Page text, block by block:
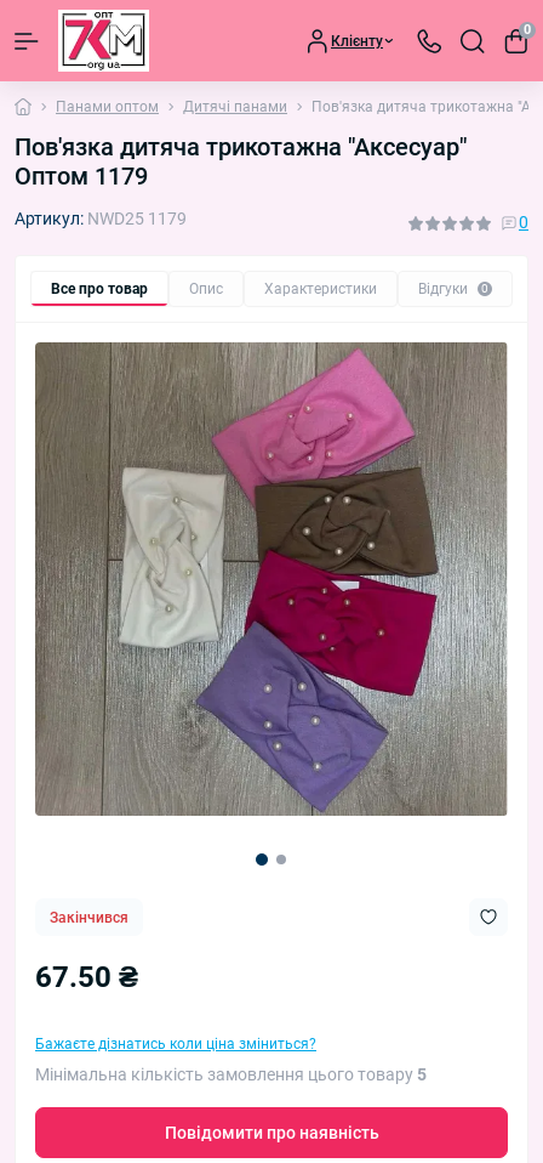
Клієнту
0
Панами оптом Дитячі панами Пов'язка дитяча трикотажна
Пов'язка дитяча трикотажна "Аксесуар"
Оптом 1179
Артикул: NWD25 1179 0
Все про товар Опис Характеристики Відгуки 0
Закінчився
67.50 ₴
Бажаєте дізнатись коли ціна зміниться?
Мінімальна кількість замовлення цього товару 5
Повідомити про наявність